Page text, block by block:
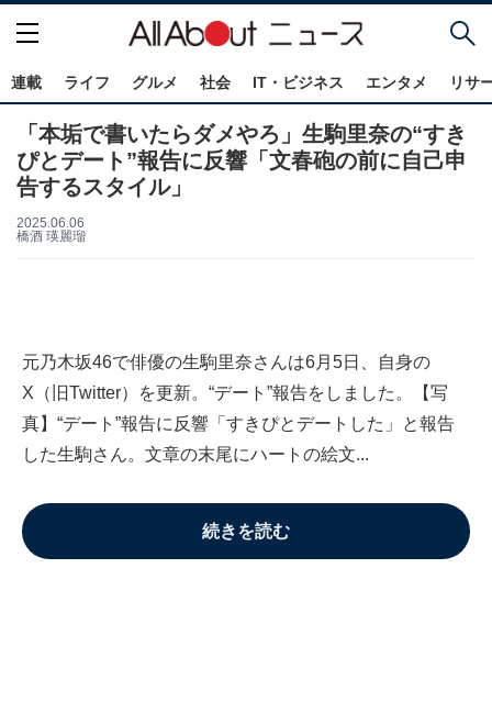
連載 ライフ グルメ 社会 IT・ビジネス エンタメ リサ
「本垢で書いたらダメやろ」生駒里奈の“すき
ぴとデート”報告に反響「文春砲の前に自己申
告するスタイル」
2025.06.06
橋酒 瑛麗瑠
元乃木坂46で俳優の生駒里奈さんは6月5日、自身の
X（旧Twitter）を更新。“デート”報告をしました。【写
真】“デート”報告に反響「すきぴとデートした」と報告
した生駒さん。文章の末尾にハートの絵文...
続きを読む